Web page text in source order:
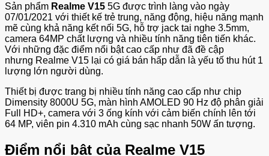
Sản phẩm Realme V15 5G được trình làng vào ngày
07/01/2021 với thiết kế trẻ trung, năng động, hiệu năng mạnh
mẽ cùng khả năng kết nối 5G, hỗ trợ jack tai nghe 3.5mm,
camera 64MP chất lượng và nhiều tính năng tiên tiến khác.
Với những đặc điểm nổi bật cao cấp như đã đề cập
nhưng Realme V15 lại có giá bán hấp dẫn là yếu tố thu hút 1
lượng lớn người dùng.
Thiết bị được trang bị nhiều tính năng cao cấp như chip
Dimensity 8000U 5G, màn hình AMOLED 90 Hz độ phân giải
Full HD+, camera với 3 ống kính với cảm biến chính lên tới
64 MP, viên pin 4.310 mAh cùng sạc nhanh 50W ấn tượng.
Điểm nổi bật của Realme V15